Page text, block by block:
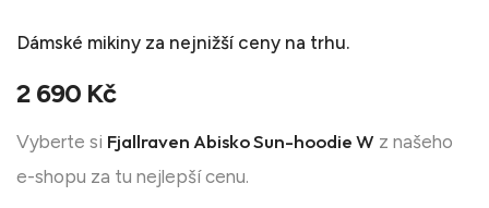
Dámské mikiny za nejnižší ceny na trhu.
2 690 Kč
Vyberte si Fjallraven Abisko Sun-hoodie W z našeho
e-shopu za tu nejlepší cenu.